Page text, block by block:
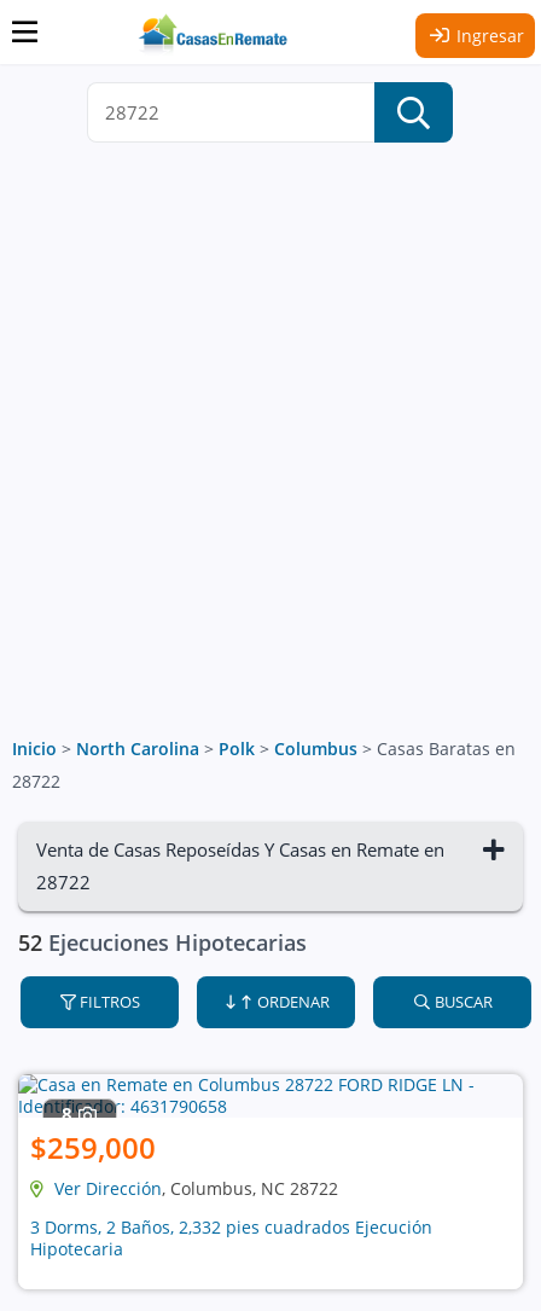
Ingresar
Inicio > North Carolina > Polk > Columbus > Casas Baratas en
28722
Venta de Casas Reposeídas Y Casas en Remate en
28722
52 Ejecuciones Hipotecarias
FILTROS ORDENAR BUSCAR
8
$259,000
Ver Dirección, Columbus, NC 28722
3 Dorms, 2 Baños, 2,332 pies cuadrados Ejecución
Hipotecaria